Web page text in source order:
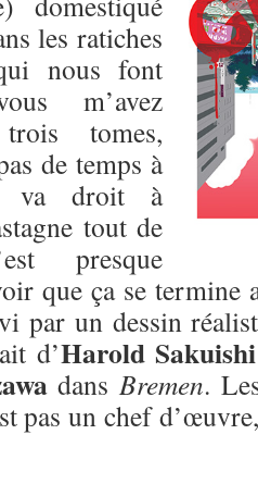
les ratiches
nous font
m’avez
tomes,
de temps à
va droit à
tout de
presque
que ça se
par un dessin
d’Harold Sakuishi
dansBremen.
pas un chef